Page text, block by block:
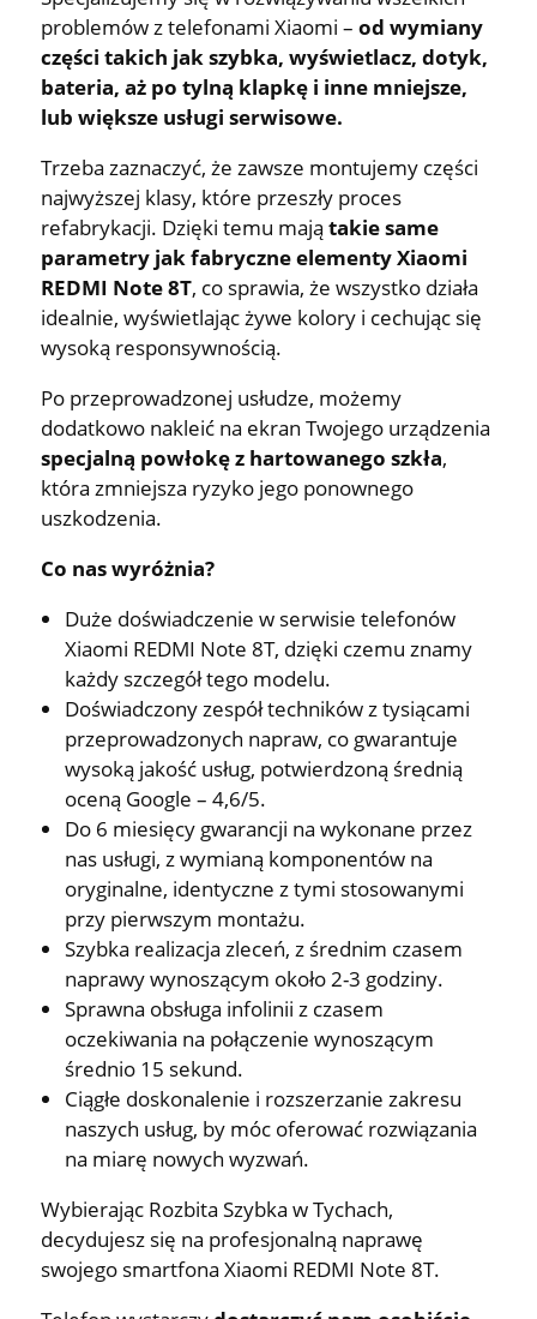
problemów z telefonami Xiaomi – od wymiany
części takich jak szybka, wyświetlacz, dotyk,
bateria, aż po tylną klapkę i inne mniejsze,
lub większe usługi serwisowe.
Trzeba zaznaczyć, że zawsze montujemy części
najwyższej klasy, które przeszły proces
refabrykacji. Dzięki temu mają takie same
parametry jak fabryczne elementy Xiaomi
REDMI Note 8T, co sprawia, że wszystko działa
idealnie, wyświetlając żywe kolory i cechując się
wysoką responsywnością.
Po przeprowadzonej usłudze, możemy
dodatkowo nakleić na ekran Twojego urządzenia
specjalną powłokę z hartowanego szkła,
która zmniejsza ryzyko jego ponownego
uszkodzenia.
Co nas wyróżnia?
Duże doświadczenie w serwisie telefonów
Xiaomi REDMI Note 8T, dzięki czemu znamy
każdy szczegół tego modelu.
Doświadczony zespół techników z tysiącami
przeprowadzonych napraw, co gwarantuje
wysoką jakość usług, potwierdzoną średnią
oceną Google – 4,6/5.
Do 6 miesięcy gwarancji na wykonane przez
nas usługi, z wymianą komponentów na
oryginalne, identyczne z tymi stosowanymi
przy pierwszym montażu.
Szybka realizacja zleceń, z średnim czasem
naprawy wynoszącym około 2-3 godziny.
Sprawna obsługa infolinii z czasem
oczekiwania na połączenie wynoszącym
średnio 15 sekund.
Ciągłe doskonalenie i rozszerzanie zakresu
naszych usług, by móc oferować rozwiązania
na miarę nowych wyzwań.
Wybierając Rozbita Szybka w Tychach,
decydujesz się na profesjonalną naprawę
swojego smartfona Xiaomi REDMI Note 8T.